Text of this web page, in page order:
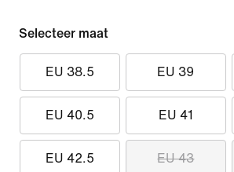
Selecteer maat
EU 38.5 EU 39
EU 40.5 EU 41
EU 42.5 EU 43